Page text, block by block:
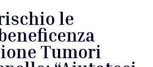
le
Tumori